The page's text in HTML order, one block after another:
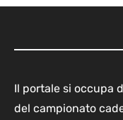
Il portale si occupa
del campionato